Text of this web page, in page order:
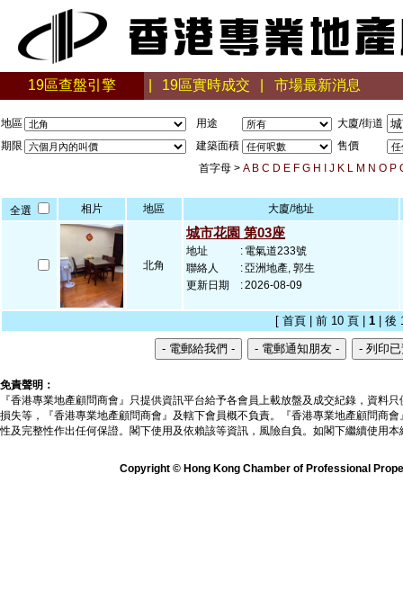
19區查盤引擎 19區實時成交 市場最新消息
地區 用途
大廈/街道
期限
建築面積
售價
首字母 > A B C D E F G H J K L M N O P
全選 相片 地區 大廈/地址
北角
城市花園 第03座
地址 : 電氣道233號
聯絡人
:亞洲地產, 郭生
更新日期
:2026-08-09
[ 首頁 | 前 10 頁 |1 | 後
免責聲明：
『香港專業地產顧問商會』只提供資訊平台給予各會員上載放盤及成交紀錄，資料
損失等，『香港專業地產顧問商會』及轄下會員概不負責。『香港專業地產顧問商
性及完整性作出任何保證。閣下使用及依賴該等資訊，風險自負。如閣下繼續使用
Copyright © Hong Kong Chamber of Professional